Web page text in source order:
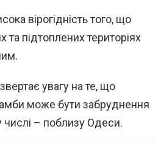
вірогідність того, що
та підтоплених територіях
увагу на те, що
може бути забруднення
– поблизу Одеси.